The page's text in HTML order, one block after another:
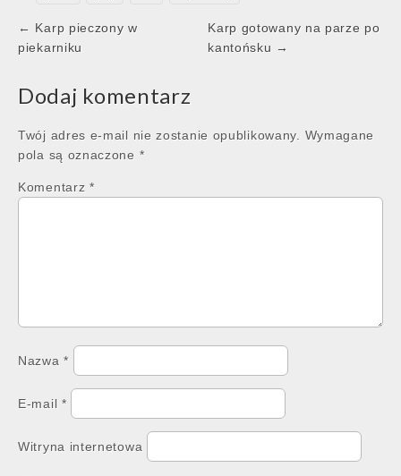
Post
navigation
← Karp pieczony w
piekarniku
Karp gotowany na parze po
kantońsku →
Dodaj komentarz
Twój adres e-mail nie zostanie opublikowany.
Wymagane
pola są oznaczone *
Komentarz *
Nazwa*
E-mail *
Witryna internetowa